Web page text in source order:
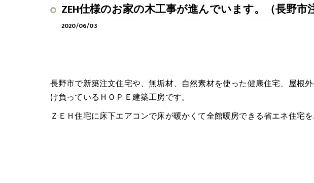
ZEH仕様のお家の木工事が進んでいます。（長野市
2020/06/03
長野市で新築注文住宅や、無垢材、自然素材を使った健康住宅、屋根
け負っているＨＯＰＥ建築工房です。
ＺＥＨ住宅に床下エアコンで床が暖かくて全館暖房できる省エネ住宅を